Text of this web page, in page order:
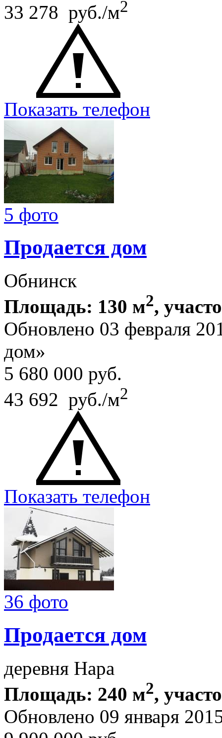
33 278 руб./м2
Показать телефон
5 фото
Продается дом
Обнинск
Площадь: 130 м2,
Обновлено 03 февраля
дом»
5 680 000 руб.
43 692 руб./м2
Показать телефон
36 фото
Продается дом
деревня Нара
Площадь: 240 м2,
Обновлено 09 января